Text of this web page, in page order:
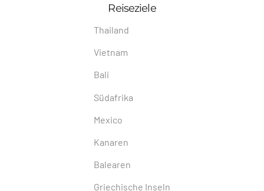
Reiseziele
Thailand
Vietnam
Bali
Südafrika
Mexico
Kanaren
Balearen
Griechische Inseln